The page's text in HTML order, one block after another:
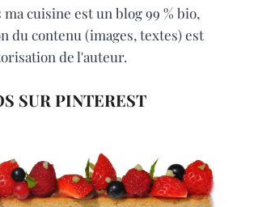
cuisine est un blog 99 % bio,
du contenu (images, textes) est
de l'auteur.
SUR PINTEREST